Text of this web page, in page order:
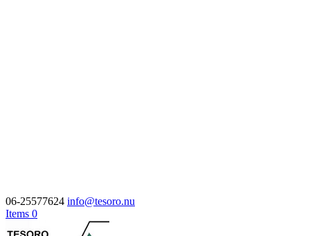
06-25577624 info@tesoro.nu
Items 0